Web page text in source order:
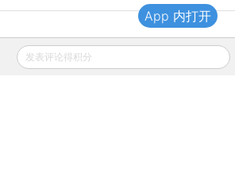
财新移动
发表评论得积分
App 内打开